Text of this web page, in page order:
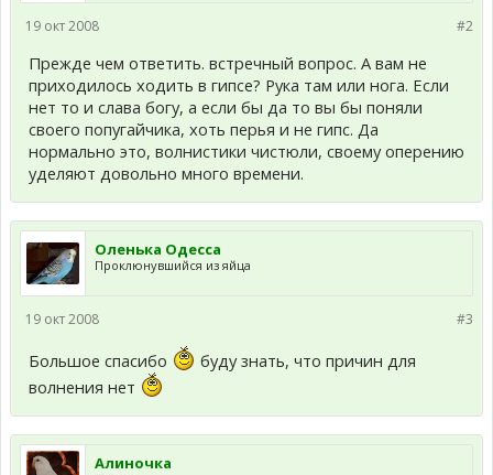
#2
19 окт 2008
Прежде чем ответить. встречный вопрос. А вам не
приходилось ходить в гипсе? Рука там или нога. Если
нет то и слава богу, а если бы да то вы бы поняли
своего попугайчика, хоть перья и не гипс. Да
нормально это, волнистики чистюли, своему оперению
уделяют довольно много времени.
Оленька Одесса
Проклюнувшийся из яйца
#3
19 окт 2008
Большое спасибо
буду знать, что причин для
волнения нет
Алиночка